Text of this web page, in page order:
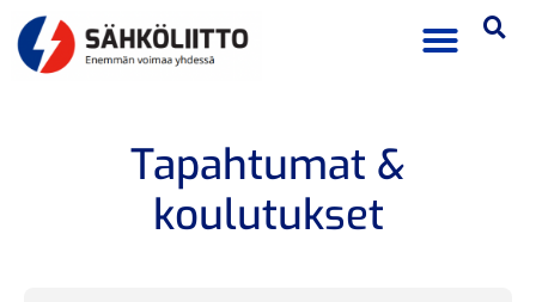
Tapahtumat &
koulutukset